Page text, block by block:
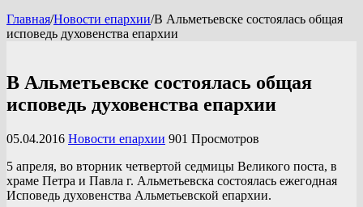
Главная/Новости епархии/В Альметьевске состоялась общая
исповедь духовенства епархии
В Альметьевске состоялась общая
исповедь духовенства епархии
05.04.2016 Новости епархии 901 Просмотров
5 апреля, во вторник четвертой седмицы Великого поста, в
храме Петра и Павла г. Альметьевска состоялась ежегодная
Исповедь духовенства Альметьевской епархии.